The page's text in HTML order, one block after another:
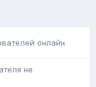
онлайн
не